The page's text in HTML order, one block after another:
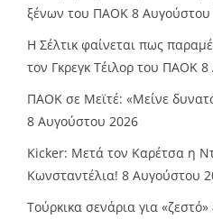
ξένων του ΠΑΟΚ 8 Αυγούστου
Η Σέλτικ φαίνεται πως
τον Γκρεγκ Τέιλορ του ΠΑΟΚ 8
ΠΑΟΚ σε Μεϊτέ: «Μείνε
8 Αυγούστου 2026
Kicker: Μετά τον Καρέτσα η
Κωνσταντέλια! 8 Αυγούστου
Τούρκικα σενάρια για